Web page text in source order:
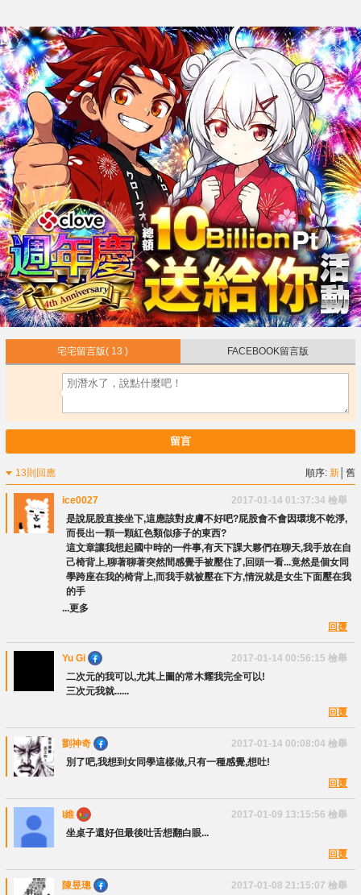
宅宅留言版( 13 ) FACEBOOK留言版
留言
13則回應 順序:新 │舊
ice0027 2017-01-14 01:37:34 檢舉
是說屁股直接坐下,這應該對皮膚不好吧?屁股會不會因環境不乾淨,
而長出一顆一顆紅色類似疹子的東西?
這文章讓我想起國中時的一件事,有天下課大夥們在聊天,我手放在自
己椅背上,聊著聊著突然間感覺手被壓住了,回頭一看...竟然是個女同
學跨座在我的椅背上,而我手就被壓在下方,情況就是女生下面壓在我
的手
...更多
回覆
Yu Gi 2017-01-14 00:56:15 檢舉
二次元的我可以,尤其上圖的常木耀我完全可以!
三次元我就......
回覆
劉神奇 2017-01-14 00:08:04 檢舉
別了吧,我想到女同學這樣做,只有一種感覺,想吐!
回覆
I維 2017-01-09 13:15:56 檢舉
坐桌子還好但最後吐舌想翻白眼...
回覆
陳昱璁 2017-01-08 21:15:07 檢舉